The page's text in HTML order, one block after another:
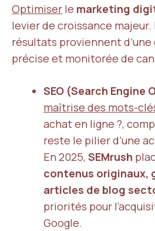
Optimiser le marketing
levier de croissance majeur.
résultats proviennent
précise et monitorée de
SEO (Search Engine
maîtrise des mots-
achat en ligne ?,
reste le pilier d’une
En 2025, SEMrush
contenus originaux,
articles de blog
priorités pour
Google.